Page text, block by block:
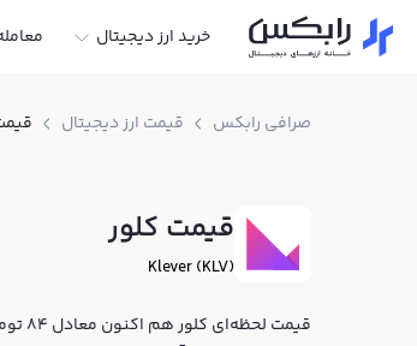
خرید ارز دیجیتال
صرافی رابکس قیمت ارز دیجیتال
قیمت کلور
Klever (KLV)